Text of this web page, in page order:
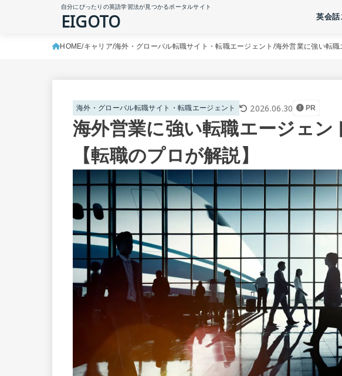
自分にぴったりの英語学習法が見つかるポータルサイト
EIGOTO 英会話
HOME キャリア 海外・グローバル転職サイト・転職エージェント 海外営業に強い転職
海外・グローバル転職サイト・転職エージェント 2026.06.30 PR
海外営業に強い転職エージェン
【転職のプロが解説】